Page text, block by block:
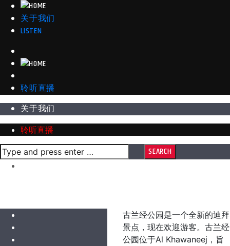
关于我们
LISTEN
聆听直播
关于我们
聆听直播
古兰经公园是一个全新的迪拜
景点，现在欢迎游客。古兰经
公园位于Al Khawaneej，旨